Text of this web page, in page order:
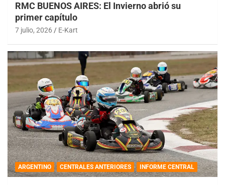
RMC BUENOS AIRES: El Invierno abrió su
primer capítulo
7 julio, 2026 E-Kart
ARGENTINO CENTRALES ANTERIORES INFORME CENTRAL